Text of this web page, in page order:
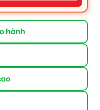
hành